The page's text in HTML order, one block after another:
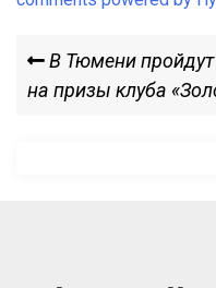
Навигация
Previous
Post
В Тюмени
на призы клуба